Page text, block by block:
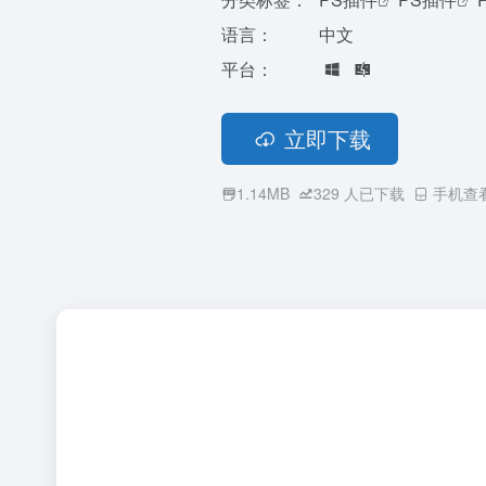
语言：
中文
平台：
立即下载
1.14MB 329 人已下载 手机查